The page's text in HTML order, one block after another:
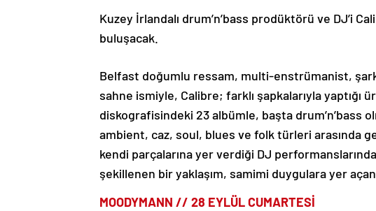
Kuzey İrlandalı drum’n’bass prodüktörü ve DJ’i
buluşacak.
Belfast doğumlu ressam, multi-enstrümanist,
sahne ismiyle, Calibre; farklı şapkalarıyla yaptığı
diskografisindeki 23 albümle, başta drum’n’bass
ambient, caz, soul, blues ve folk türleri arasında
kendi parçalarına yer verdiği DJ
şekillenen bir yaklaşım, samimi duygulara yer
MOODYMANN // 28 EYLÜL CUMARTESİ